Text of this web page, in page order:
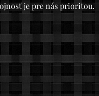
je pre nás prioritou.